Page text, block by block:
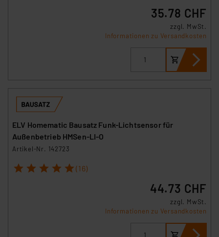
35.78 CHF
zzgl. MwSt.
Informationen zu Versandkosten
ELV Homematic Bausatz Funk-Lichtsensor für
Außenbetrieb HMSen-LI-O
Artikel-Nr. 142723
1 2 3 4 5 (16)
44.73 CHF
zzgl. MwSt.
Informationen zu Versandkosten